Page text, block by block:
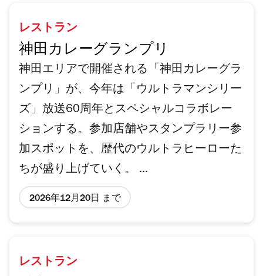
レストラン
神田カレーグランプリ
神田エリアで開催される「神田カレーグラ
ンプリ」が、今年は「ウルトラマンシリー
ズ」放送60周年とスペシャルコラボレー
ションする。参加店舗やスタンプラリー参
加スポットを、歴代のウルトラヒーローた
ちが盛り上げていく。 ...
2026年12月20日 まで
レストラン